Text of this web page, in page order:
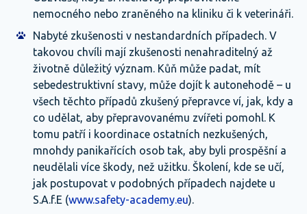
nemocného nebo zraněného na kliniku či k veterináři.
Nabyté zkušenosti v nestandardních případech. V
takovou chvíli mají zkušenosti nenahraditelný až
životně důležitý význam. Kůň může padat, mít
sebedestruktivní stavy, může dojít k autonehodě – u
všech těchto případů zkušený přepravce ví, jak, kdy a
co udělat, aby přepravovanému zvířeti pomohl. K
tomu patří i koordinace ostatních nezkušených,
mnohdy panikařících osob tak, aby byli prospěšní a
neudělali více škody, než užitku. Školení, kde se učí,
jak postupovat v podobných případech najdete u
S.A.f.E (www.safety-academy.eu).